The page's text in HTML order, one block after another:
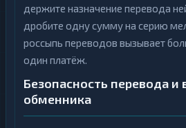
держите назначение перевода
дробите одну сумму на серию
россыпь переводов вызывает
один платёж.
Безопасность перевода и
обменника